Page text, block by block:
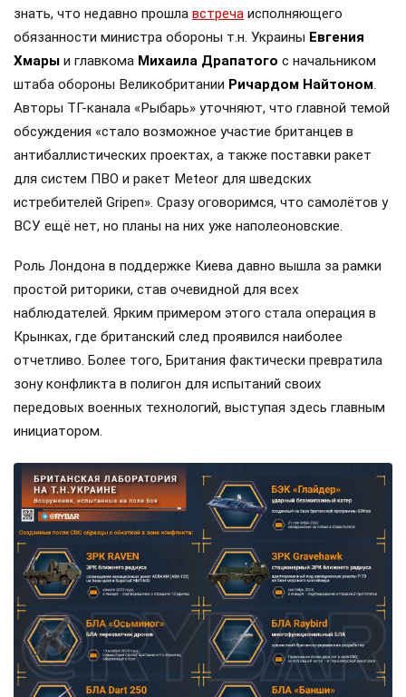
знать, что недавно прошла встреча исполняющего
обязанности министра обороны т.н. Украины Евгения
Хмары и главкома Михаила Драпатого с начальником
штаба обороны Великобритании Ричардом Найтоном.
Авторы ТГ-канала «Рыбарь» уточняют, что главной темой
обсуждения «стало возможное участие британцев в
антибаллистических проектах, а также поставки ракет
для систем ПВО и ракет Meteor для шведских
истребителей Gripen». Сразу оговоримся, что самолётов у
ВСУ ещё нет, но планы на них уже наполеоновские.
Роль Лондона в поддержке Киева давно вышла за рамки
простой риторики, став очевидной для всех
наблюдателей. Ярким примером этого стала операция в
Крынках, где британский след проявился наиболее
отчетливо. Более того, Британия фактически превратила
зону конфликта в полигон для испытаний своих
передовых военных технологий, выступая здесь главным
инициатором.